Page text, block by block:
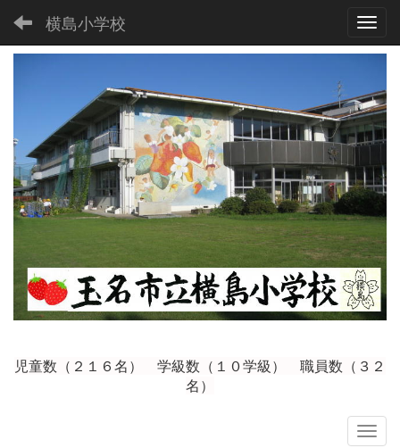
横島小学校
児童数（２１６名） 学級数（１０学級） 職員数（３２
名）